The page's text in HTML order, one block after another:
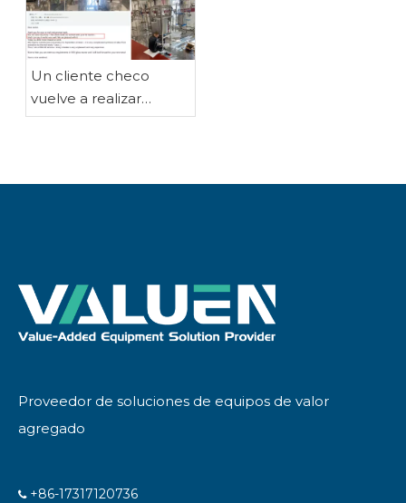
Un cliente checo
vuelve a realizar
pedidos: desde un
explosiones de 250
litros
Proveedor de soluciones de equipos de valor
agregado
 +86-17317120736